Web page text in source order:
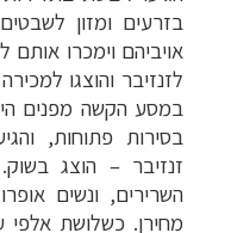
בזרעים ומזון
אויביהם וימכרו
לזנזיבר והוצגו
במסע הקשה מפנים
בסירות פתוחות,
זנזיבר– הוצג
השרירים, ונשים
מחירן. כשלושת אלפי